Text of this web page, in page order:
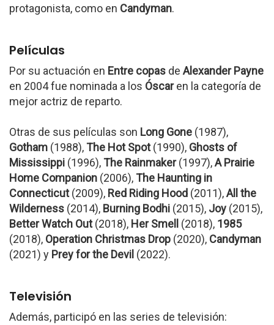
protagonista, como en Candyman.
Películas
Por su actuación en Entre copas de Alexander Payne
en 2004 fue nominada a los Óscaren la categoría de
mejor actriz de reparto.
Otras de sus películas son Long Gone (1987),
Gotham (1988), The Hot Spot(1990), Ghosts of
Mississippi (1996), The Rainmaker(1997),A Prairie
Home Companion (2006), The Haunting in
Connecticut(2009), Red Riding Hood (2011),All the
Wilderness (2014), Burning Bodhi (2015), Joy (2015),
Better Watch Out(2018), Her Smell (2018), 1985
(2018), Operation Christmas Drop (2020), Candyman
(2021) y Prey for the Devil (2022).
Televisión
Además, participó en las series de televisión: